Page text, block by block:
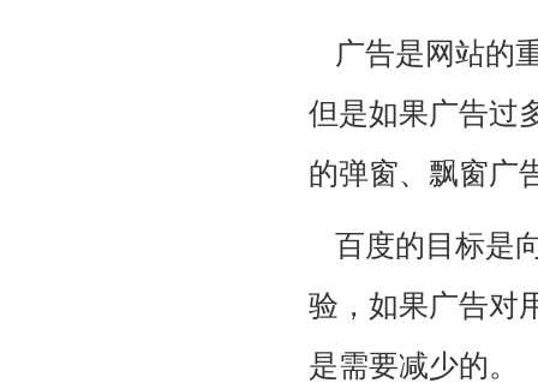
广告是网站的
但是如果广告过
的弹窗、飘窗广
百度的目标是
验，如果广告对
是需要减少的。